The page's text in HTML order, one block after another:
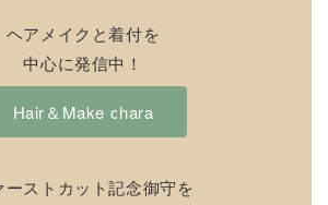
ヘアメイクと着付を
中心に発信中！
Hair＆Make chara
ーストカット記念御守を